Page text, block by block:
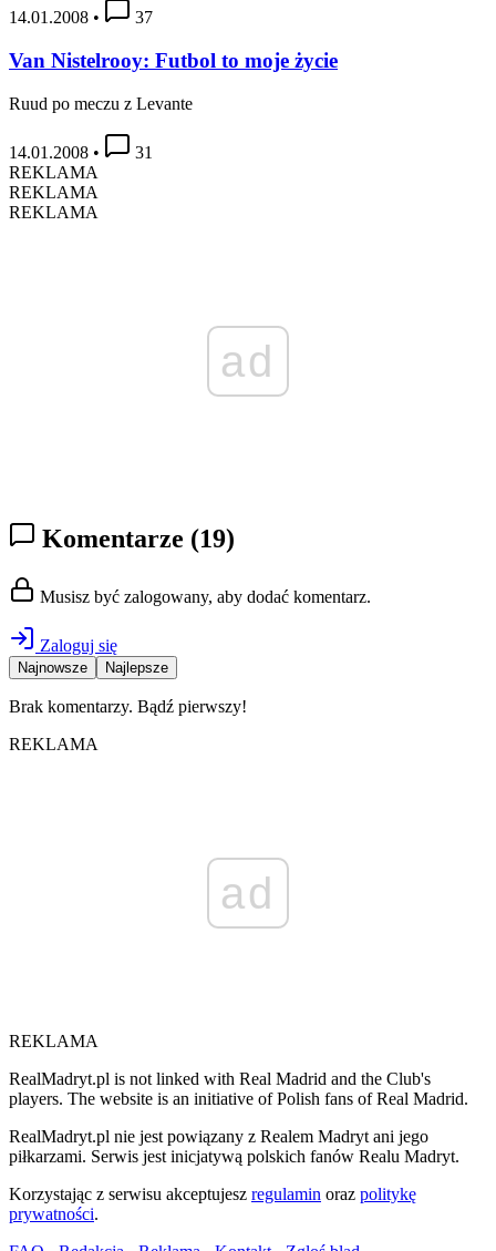
14.01.2008 • 37
Van Nistelrooy: Futbol to moje życie
Ruud po meczu z Levante
14.01.2008 •
31
REKLAMA
REKLAMA
REKLAMA
ad
Komentarze (19)
Musisz być zalogowany, aby dodać komentarz.
Zaloguj się
Najnowsze Najlepsze
Brak komentarzy. Bądź pierwszy!
REKLAMA
ad
REKLAMA
RealMadryt.pl is not linked with Real Madrid and the Club's
players. The website is an initiative of Polish fans of Real Madrid.
RealMadryt.pl nie jest powiązany z Realem Madryt ani jego
piłkarzami. Serwis jest inicjatywą polskich fanów Realu Madryt.
Korzystając z serwisu akceptujesz regulamin oraz politykę
prywatności.